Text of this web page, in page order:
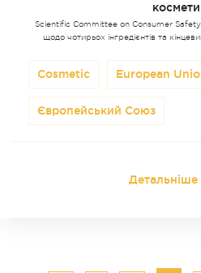
Scientific Committee on Consumer
щодо чотирьох інгредієнтів та
Cosmetic European
Європейський Союз
Детальніше